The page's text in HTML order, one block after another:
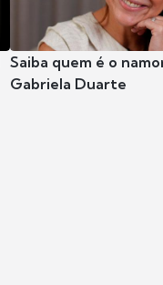
Saiba quem é o
Gabriela Duarte